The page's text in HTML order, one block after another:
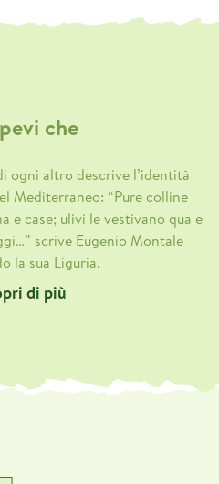
che
ogni altro descrive l’identità
Mediterraneo: “Pure colline
e case; ulivi le vestivano qua e
scrive Eugenio Montale
la sua Liguria.
di più